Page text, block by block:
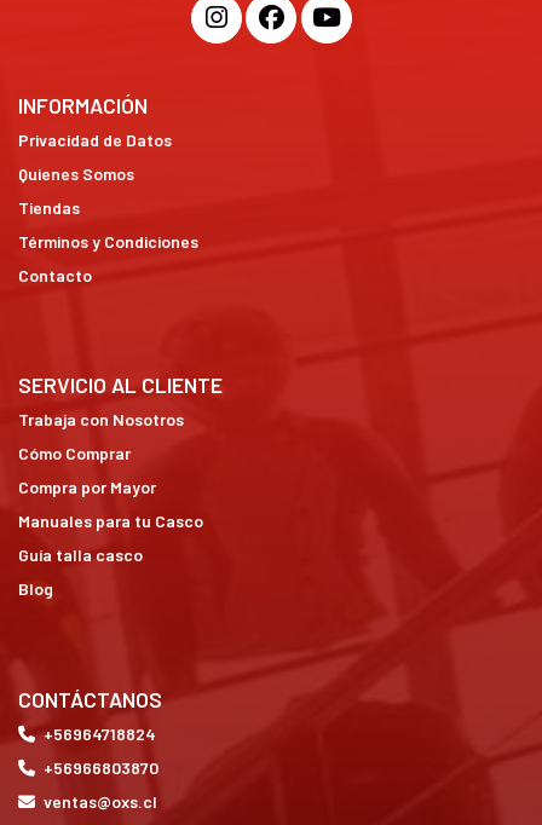
INFORMACIÓN
Privacidad de Datos
Quienes Somos
Tiendas
Términos y Condiciones
Contacto
SERVICIO AL CLIENTE
Trabaja con Nosotros
Cómo Comprar
Compra por Mayor
Manuales para tu Casco
Guía talla casco
Blog
CONTÁCTANOS
+56964718824
+56966803870
ventas@oxs.cl